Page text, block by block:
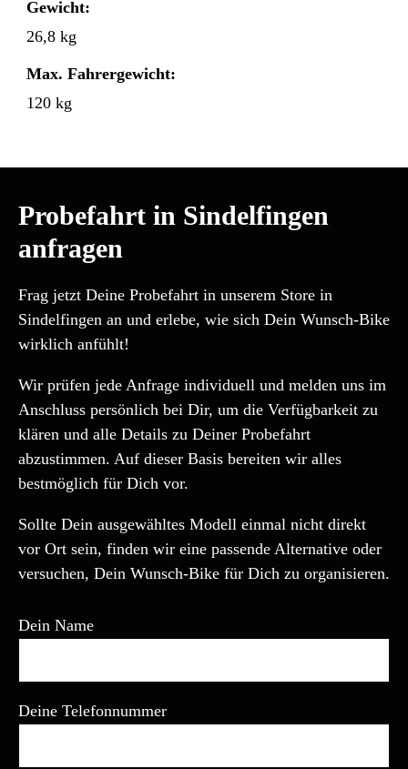
Gewicht:
26,8 kg
Max. Fahrergewicht:
120 kg
Probefahrt in Sindelfingen
anfragen
Frag jetzt Deine Probefahrt in unserem Store in
Sindelfingen an und erlebe, wie sich Dein Wunsch-Bike
wirklich anfühlt!
Wir prüfen jede Anfrage individuell und melden uns im
Anschluss persönlich bei Dir, um die Verfügbarkeit zu
klären und alle Details zu Deiner Probefahrt
abzustimmen. Auf dieser Basis bereiten wir alles
bestmöglich für Dich vor.
Sollte Dein ausgewähltes Modell einmal nicht direkt
vor Ort sein, finden wir eine passende Alternative oder
versuchen, Dein Wunsch-Bike für Dich zu organisieren.
Dein Name
Deine Telefonnummer